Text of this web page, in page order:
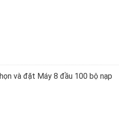
và đặt Máy 8 đầu 100 bộ nạp